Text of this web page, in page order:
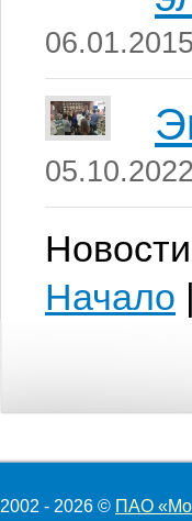
Начало |
2002 - 2026 © ПАО